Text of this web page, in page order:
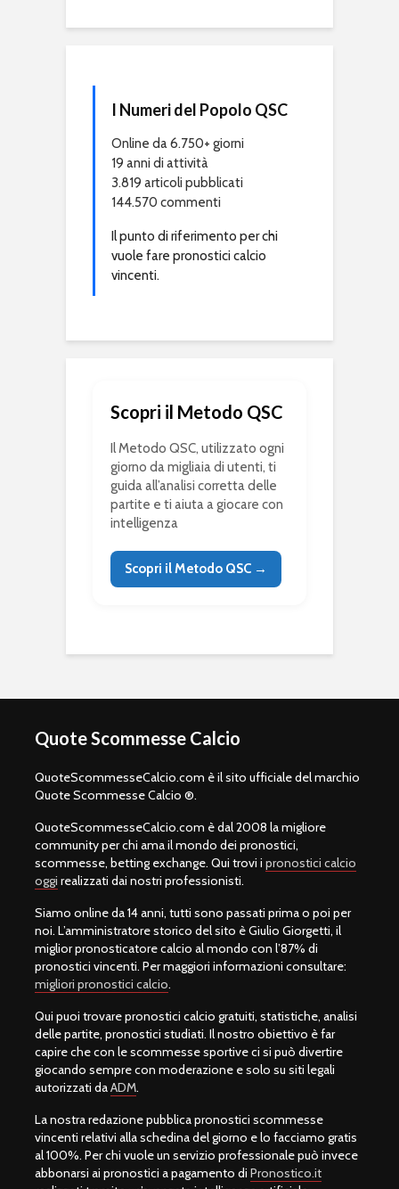
I Numeri del Popolo QSC
Online da 6.750+ giorni
19 anni di attività
3.819 articoli pubblicati
144.570 commenti
Il punto di riferimento per chi
vuole fare pronostici calcio
vincenti.
Scopri il Metodo QSC
Il Metodo QSC, utilizzato ogni
giorno da migliaia di utenti, ti
guida all’analisi corretta delle
partite e ti aiuta a giocare con
intelligenza
Scopri il Metodo QSC →
Quote Scommesse Calcio
QuoteScommesseCalcio.com è il sito ufficiale del marchio
Quote Scommesse Calcio ®.
QuoteScommesseCalcio.com è dal 2008 la migliore
community per chi ama il mondo dei pronostici,
scommesse, betting exchange. Qui trovi i pronostici calcio
oggi realizzati dai nostri professionisti.
Siamo online da 14 anni, tutti sono passati prima o poi per
noi. L’amministratore storico del sito è Giulio Giorgetti, il
miglior pronosticatore calcio al mondo con l’87% di
pronostici vincenti. Per maggiori informazioni consultare:
migliori pronostici calcio.
Qui puoi trovare pronostici calcio gratuiti, statistiche, analisi
delle partite, pronostici studiati. Il nostro obiettivo è far
capire che con le scommesse sportive ci si può divertire
giocando sempre con moderazione e solo su siti legali
autorizzati daADM.
La nostra redazione pubblica pronostici scommesse
vincenti relativi alla schedina del giorno e lo facciamo gratis
al 100%. Per chi vuole un servizio professionale può invece
abbonarsi ai pronostici a pagamento di Pronostico.it